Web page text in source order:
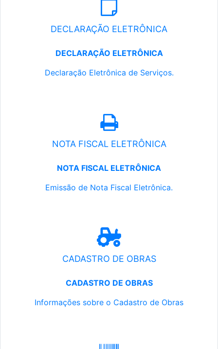
DECLARAÇÃO ELETRÔNICA
DECLARAÇÃO ELETRÔNICA
Declaração Eletrônica de Serviços.
NOTA FISCAL ELETRÔNICA
NOTA FISCAL ELETRÔNICA
Emissão de Nota Fiscal Eletrônica.
CADASTRO DE OBRAS
CADASTRO DE OBRAS
Informações sobre o Cadastro de Obras